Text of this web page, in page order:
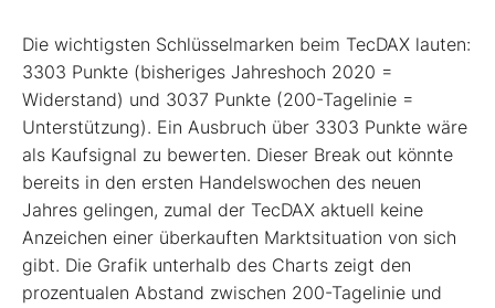
Die wichtigsten Schlüsselmarken beim TecDAX lauten:
3303 Punkte (bisheriges Jahreshoch 2020 =
Widerstand) und 3037 Punkte (200-Tagelinie =
Unterstützung). Ein Ausbruch über 3303 Punkte wäre
als Kaufsignal zu bewerten. Dieser Break out könnte
bereits in den ersten Handelswochen des neuen
Jahres gelingen, zumal der TecDAX aktuell keine
Anzeichen einer überkauften Marktsituation von sich
gibt. Die Grafik unterhalb des Charts zeigt den
prozentualen Abstand zwischen 200-Tagelinie und